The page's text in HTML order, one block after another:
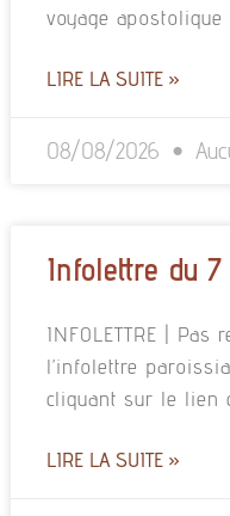
voyage apostolique
LIRE LA SUITE »
08/08/2026
Infolettre du 7
INFOLETTRE |
l’infolettre
cliquant sur le lien
LIRE LA SUITE »